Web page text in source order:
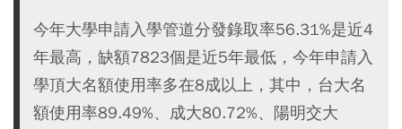
今年大學申請入學管道分發錄取率56.31%是近4
年最高，缺額7823個是近5年最低，今年申請入
學頂大名額使用率多在8成以上，其中，台大名
額使用率89.49%、成大80.72%、陽明交大